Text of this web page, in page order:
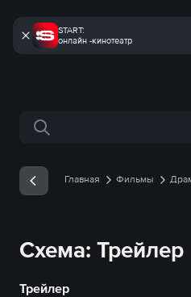
START:
онлайн -кинотеатр
Поиск по сайту
Главная Фильмы
Схема: Трейлер
Трейлер